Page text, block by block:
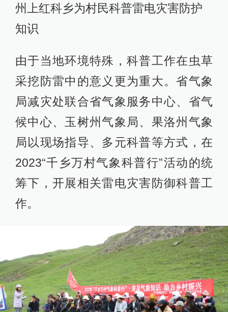
州上红科乡为村民科普雷电灾害防护
知识
由于当地环境特殊，科普工作在虫草
采挖防雷中的意义更为重大。省气象
局减灾处联合省气象服务中心、省气
候中心、玉树州气象局、果洛州气象
局以现场指导、多元科普等方式，在
2023“千乡万村气象科普行”活动的统
筹下，开展相关雷电灾害防御科普工
作。